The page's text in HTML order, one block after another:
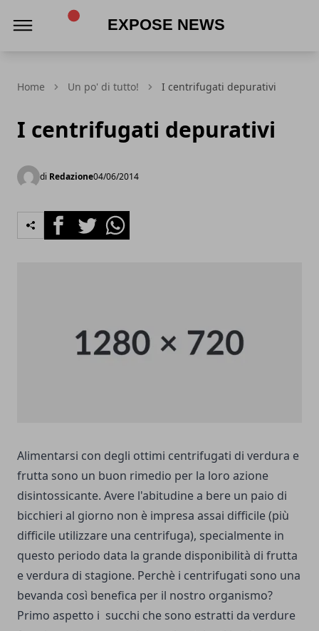
Home Un po' di tutto! I centrifugati depurativi
I centrifugati depurativi
di Redazione04/06/2014
FacebookTwitterWhatsapp
Alimentarsi con degli ottimi centrifugati di verdura e
frutta sono un buon rimedio per la loro azione
disintossicante. Avere l'abitudine a bere un paio di
bicchieri al giorno non è impresa assai difficile (più
difficile utilizzare una centrifuga), specialmente in
questo periodo data la grande disponibilità di frutta
e verdura di stagione. Perchè i centrifugati sono una
bevanda così benefica per il nostro organismo?
Primo aspetto i succhi che sono estratti da verdure